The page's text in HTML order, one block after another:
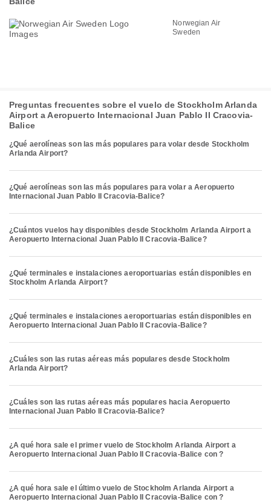
Norwegian Air
Sweden
Preguntas frecuentes sobre el vuelo de Stockholm Arlanda
Airport a Aeropuerto Internacional Juan Pablo II Cracovia-
Balice
¿Qué aerolíneas son las más populares para volar desde Stockholm
Arlanda Airport?
¿Qué aerolíneas son las más populares para volar a Aeropuerto
Internacional Juan Pablo II Cracovia-Balice?
¿Cuántos vuelos hay disponibles desde Stockholm Arlanda Airport a
Aeropuerto Internacional Juan Pablo II Cracovia-Balice?
¿Qué terminales e instalaciones aeroportuarias están disponibles en
Stockholm Arlanda Airport?
¿Qué terminales e instalaciones aeroportuarias están disponibles en
Aeropuerto Internacional Juan Pablo II Cracovia-Balice?
¿Cuáles son las rutas aéreas más populares desde Stockholm
Arlanda Airport?
¿Cuáles son las rutas aéreas más populares hacia Aeropuerto
Internacional Juan Pablo II Cracovia-Balice?
¿A qué hora sale el primer vuelo de Stockholm Arlanda Airport a
Aeropuerto Internacional Juan Pablo II Cracovia-Balice con ?
¿A qué hora sale el último vuelo de Stockholm Arlanda Airport a
Aeropuerto Internacional Juan Pablo II Cracovia-Balice con ?